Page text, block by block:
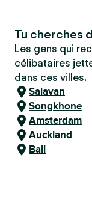
Tu cherches
Les gens qui
célibataires
dans ces villes.
Salavan
Songkhone
Amsterdam
Auckland
Bali